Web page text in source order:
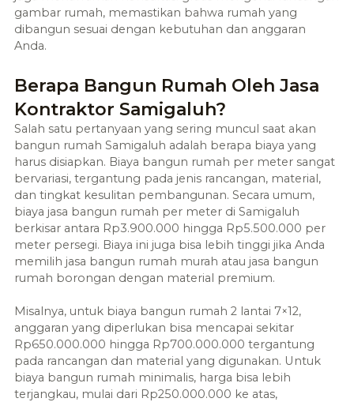
gambar rumah, memastikan bahwa rumah yang
dibangun sesuai dengan kebutuhan dan anggaran
Anda.
Berapa Bangun Rumah Oleh Jasa
Kontraktor Samigaluh?
Salah satu pertanyaan yang sering muncul saat akan
bangun rumah Samigaluh adalah berapa biaya yang
harus disiapkan. Biaya bangun rumah per meter sangat
bervariasi, tergantung pada jenis rancangan, material,
dan tingkat kesulitan pembangunan. Secara umum,
biaya jasa bangun rumah per meter di Samigaluh
berkisar antara Rp3.900.000 hingga Rp5.500.000 per
meter persegi. Biaya ini juga bisa lebih tinggi jika Anda
memilih jasa bangun rumah murah atau jasa bangun
rumah borongan dengan material premium.
Misalnya, untuk biaya bangun rumah 2 lantai 7×12,
anggaran yang diperlukan bisa mencapai sekitar
Rp650.000.000 hingga Rp700.000.000 tergantung
pada rancangan dan material yang digunakan. Untuk
biaya bangun rumah minimalis, harga bisa lebih
terjangkau, mulai dari Rp250.000.000 ke atas,